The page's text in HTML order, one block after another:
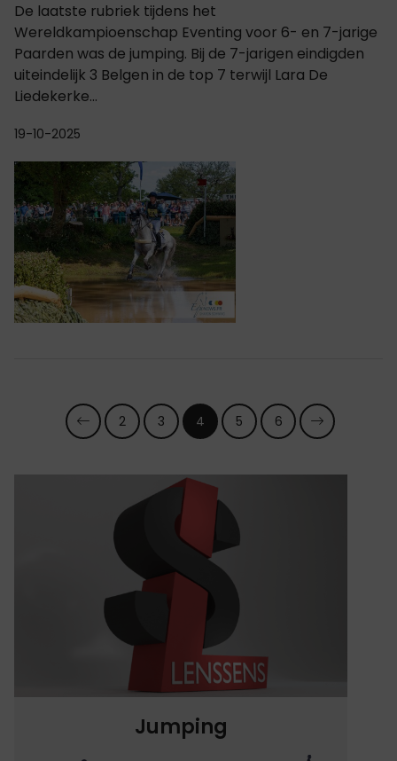
De laatste rubriek tijdens het
Wereldkampioenschap Eventing voor 6- en 7-jarige
Paarden was de jumping. Bij de 7-jarigen eindigden
uiteindelijk 3 Belgen in de top 7 terwijl Lara De
Liedekerke...
19-10-2025
2 3 4 5 6
Jumping